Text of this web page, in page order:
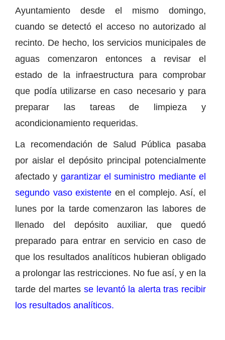
Ayuntamiento desde el mismo domingo,
cuando se detectó el acceso no autorizado al
recinto. De hecho, los servicios municipales de
aguas comenzaron entonces a revisar el
estado de la infraestructura para comprobar
que podía utilizarse en caso necesario y para
preparar las tareas de limpieza y
acondicionamiento requeridas.
La recomendación de Salud Pública pasaba
por aislar el depósito principal potencialmente
afectado y garantizar el suministro mediante el
segundo vaso existente en el complejo. Así, el
lunes por la tarde comenzaron las labores de
llenado del depósito auxiliar, que quedó
preparado para entrar en servicio en caso de
que los resultados analíticos hubieran obligado
a prolongar las restricciones. No fue así, y en la
tarde del martes se levantó la alerta tras recibir
los resultados analíticos.